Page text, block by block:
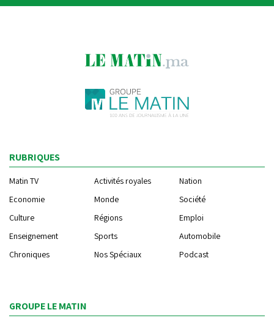
RUBRIQUES
Matin TV Activités royales
Nation
Economie
Monde
Société
Culture
Régions
Emploi
Enseignement
Sports
Automobile
Chroniques
Nos Spéciaux Podcast
GROUPE LE MATIN